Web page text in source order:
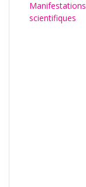
Manifestations
scientifiques